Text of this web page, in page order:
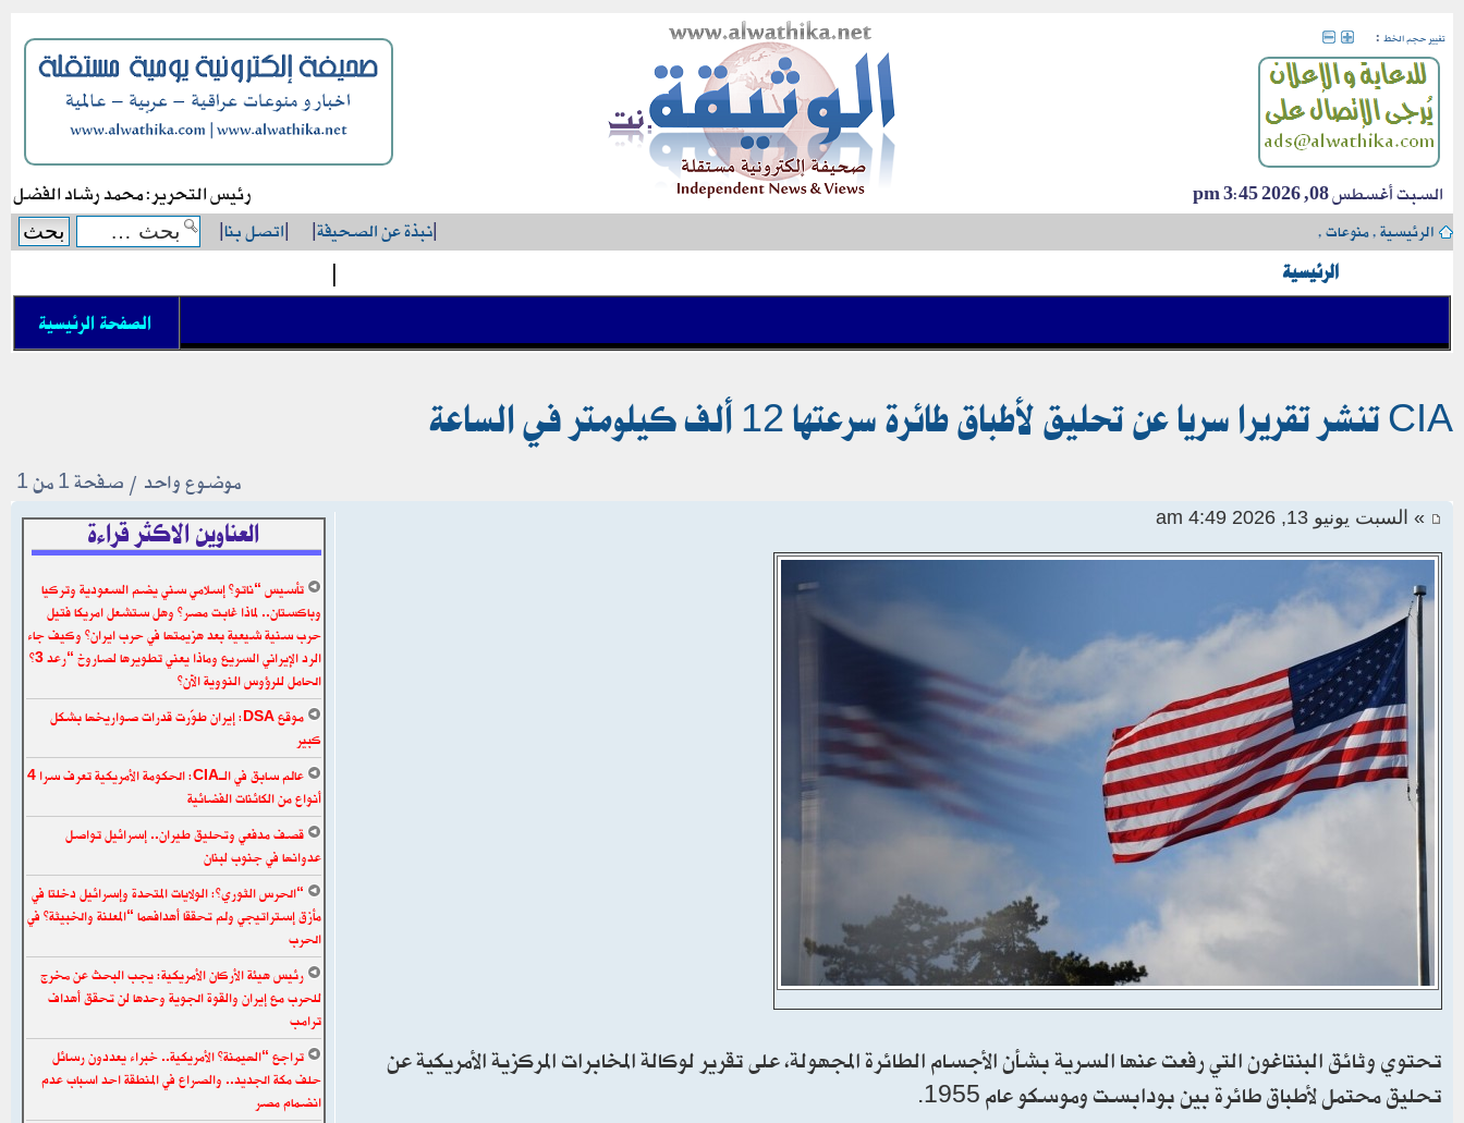
تغيير حجم الخط :
السبت أغسطس 08, 2026 3:45 pm رئيس التحرير: محمد رشاد الفضل
الرئيسية›منوعات›
|نبذة عن الصحيفة|
|اتصل بنا|
الرئيسية |
الصفحة الرئيسية
CIA تنشر تقريرا سريا عن تحليق لأطباق طائرة سرعتها 12 ألف كيلومتر في الساعة
موضوع واحد • صفحة1من1
» السبت يونيو 13, 2026 4:49 am
تحتوي وثائق البنتاغون التي رفعت عنها السرية بشأن الأجسام الطائرة المجهولة، على تقرير لوكالة المخابرات المركزية الأمريكية عن
تحليق محتمل لأطباق طائرة بين بودابست وموسكو عام 1955.
العناوين الاكثر قراءة
تأسيس “ناتو” إسلامي سني يضم السعودية وتركيا
وباكستان.. لماذا غابت مصر؟ وهل ستشعل امريكا فتيل
حرب سنية شيعية بعد هزيمتها في حرب ايران؟ وكيف جاء
الرد الإيراني السريع وماذا يعني تطويرها لصاروخ “رعد 3”
الحامل للرؤوس النووية الآن؟
موقع DSA: إيران طوّرت قدرات صواريخها بشكل
كبير
عالم سابق في الـCIA: الحكومة الأمريكية تعرف سرا 4
أنواع من الكائنات الفضائية
قصف مدفعي وتحليق طيران.. إسرائيل تواصل
عدوانها في جنوب لبنان
“الحرس الثوري”: الولايات المتحدة وإسرائيل دخلتا في
مأزق إستراتيجي ولم تحققا أهدافهما “المعلنة والخبيثة” في
الحرب
رئيس هيئة الأركان الأمريكية: يجب البحث عن مخرج
للحرب مع إيران والقوة الجوية وحدها لن تحقق أهداف
ترامب
تراجع “الهيمنة” الأمريكية.. خبراء يعددون رسائل
حلف مكة الجديد.. والصراع في المنطقة احد اسباب عدم
انضمام مصر